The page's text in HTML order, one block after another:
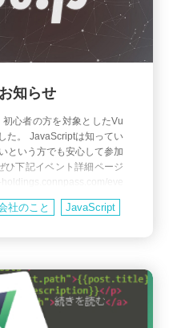
知らせ
心者の方を対象としたVu
た。 JavaScriptは知ってい
という方でも安心して参加
ひ下記イベント詳細ページ
eve
社のこと JavaScript